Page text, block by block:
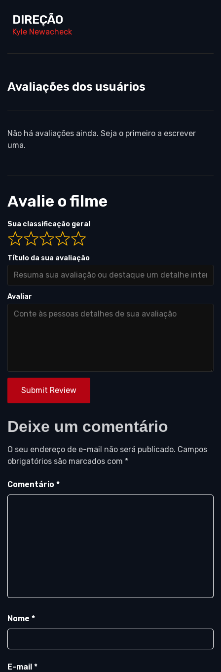
DIREÇÃO
Kyle Newacheck
Avaliações dos usuários
Não há avaliações ainda. Seja o primeiro a escrever
uma.
Avalie o filme
Sua classificação geral
Título da sua avaliação
Avaliar
Submit Review
Deixe um comentário
O seu endereço de e-mail não será publicado. Campos
obrigatórios são marcados com *
Comentário *
Nome *
E-mail *